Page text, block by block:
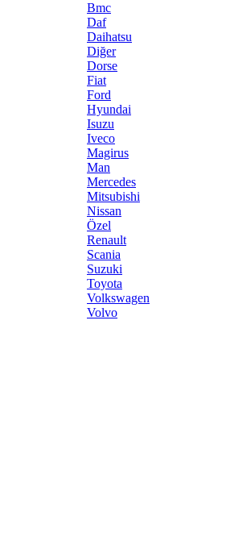
Bmc
Daf
Daihatsu
Diğer
Dorse
Fiat
Ford
Hyundai
Isuzu
Iveco
Magirus
Man
Mercedes
Mitsubishi
Nissan
Özel
Renault
Scania
Suzuki
Toyota
Volkswagen
Volvo